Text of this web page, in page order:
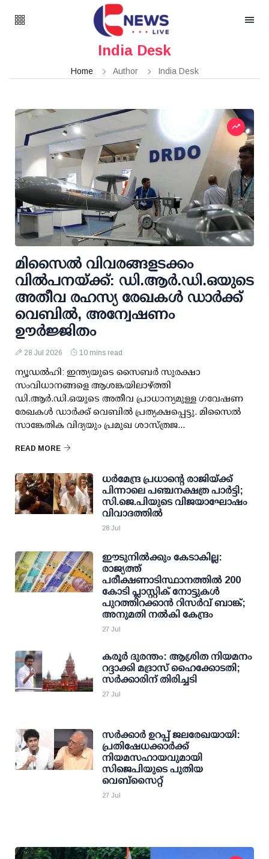
India Desk
Home Author India Desk
മിസൈല്‍ വിവരങ്ങളടക്കം
വില്‍പനയ്ക്ക്: ഡി.ആര്‍.ഡി.ഒയുടെ
അതീവ രഹസ്യ രേഖകള്‍ ഡാര്‍ക്ക്
വെബില്‍, അന്വേഷണം
ഊര്‍ജ്ജിതം
28 Jul 2026 10 mins read
ന്യൂഡല്‍ഹി: ഇന്ത്യയുടെ സൈബര്‍ സുരക്ഷാ
സംവിധാനങ്ങളെ ആശങ്കയിലാഴ്ത്തി
ഡി.ആര്‍.ഡി.ഒയുടെ അതീവ പ്രാധാന്യമുള്ള ഗവേഷണ
രേഖകള്‍ ഡാര്‍ക്ക് വെബില്‍ പ്രത്യക്ഷപ്പെട്ടു. മിസൈല്‍
സാങ്കേതിക വിദ്യയും പ്രമുഖ ശാസ്ത്രജ...
READ MORE
ധര്‍മേന്ദ്ര പ്രധാന്റെ രാജിയ്ക്ക്
പിന്നാലെ പഞ്ചനക്ഷത്ര പാര്‍ട്ടി;
സി.ജെ.പിയുടെ വിജയാഘോഷം
വിവാദത്തില്‍
28 Jul
ഈടുനിൽക്കും കേടാകില്ല:
രാജ്യത്ത്
പരീക്ഷണാടിസ്ഥാനത്തില്‍ 200
കോടി പ്ലാസ്റ്റിക് നോട്ടുകള്‍
പുറത്തിറക്കാന്‍ റിസര്‍വ് ബാങ്ക്;
അനുമതി നല്‍കി കേന്ദ്രം
27 Jul
കരൂര്‍ ദുരന്തം: ആശ്രിത നിയമനം
റദ്ദാക്കി മദ്രാസ് ഹൈക്കോടതി;
സര്‍ക്കാരിന് തിരിച്ചടി
27 Jul
സര്‍ക്കാര്‍ ഉറപ്പ് ജലരേഖയായി:
പ്രതിഷേധക്കാര്‍ക്ക്
നിയമസഹായവുമായി
സിജെപിയുടെ പുതിയ
വെബ്സൈറ്റ്
27 Jul